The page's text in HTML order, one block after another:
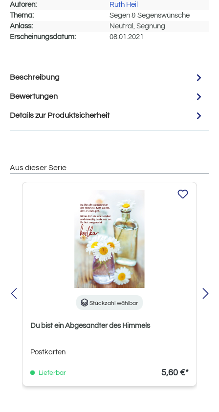
Autoren:
Ruth Heil
Thema:
Segen & Segenswünsche
Anlass:
Neutral, Segnung
Erscheinungsdatum:
08.01.2021
Beschreibung
Bewertungen
Details zur Produktsicherheit
Aus dieser Serie
Produktgalerie überspringen
Stückzahl wählbar
Du bist ein Abgesandter des Himmels
Postkarten
Lieferbar 5,60 €*